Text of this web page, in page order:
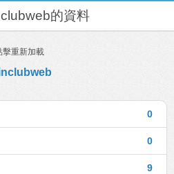
的資料
擊重新加載
0
0
9